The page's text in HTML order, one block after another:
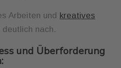
Arbeiten und kreatives
nach.
und Überforderung